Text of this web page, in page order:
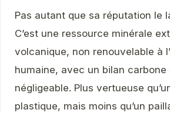
Pas autant que sa réputation le
C’est une ressource minérale
volcanique, non renouvelable à
humaine, avec un bilan
négligeable. Plus vertueuse
plastique, mais moins qu’un